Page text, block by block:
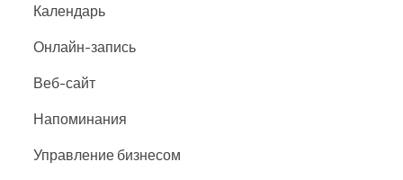
Календарь
Онлайн-запись
Веб-сайт
Напоминания
Управление бизнесом